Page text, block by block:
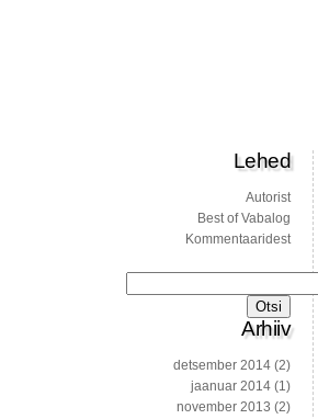
Lehed
Autorist
Best of Vabalog
Kommentaaridest
Arhiiv
detsember 2014 (2)
jaanuar 2014 (1)
november 2013 (2)